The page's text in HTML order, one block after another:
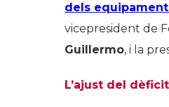
dels
vicepresident de
Guillermo, i la
L’ajust del